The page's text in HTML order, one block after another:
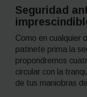
Seguridad
Como en cualquier
patinete prima la
propondremos
circular con la
de tus maniobras